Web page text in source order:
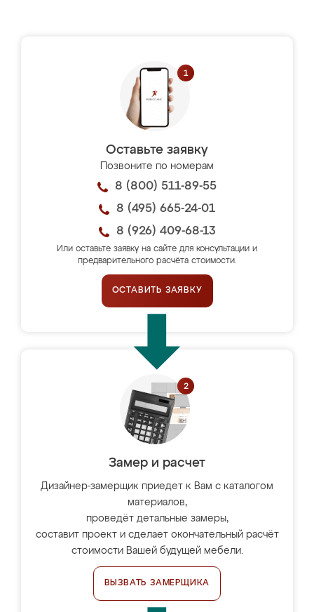
Оставьте заявку
Позвоните по номерам
8 (800) 511-89-55
8 (495) 665-24-01
8 (926) 409-68-13
Или оставьте заявку на сайте для консультации и
предварительного расчёта стоимости.
ОСТАВИТЬ ЗАЯВКУ
Замер и расчет
Дизайнер-замерщик приедет к Вам с каталогом
материалов,
проведёт детальные замеры,
составит проект и сделает окончательный расчёт
стоимости Вашей будущей мебели.
ВЫЗВАТЬ ЗАМЕРЩИКА